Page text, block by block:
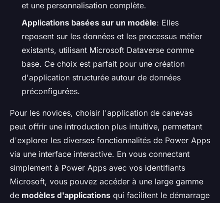
et une personnalisation complète.
Applications basées sur un modèle: Elles
reposent sur les données et les processus métier
existants, utilisant Microsoft Dataverse comme
base. Ce choix est parfait pour une création
d'application structurée autour de données
préconfigurées.
Pour les novices, choisir l'application de canevas
peut offrir une introduction plus intuitive, permettant
d'explorer les diverses fonctionnalités de Power Apps
via une interface interactive. En vous connectant
simplement à Power Apps avec vos identifiants
Microsoft, vous pouvez accéder à une large gamme
de modèles d'applications qui facilitent le démarrage